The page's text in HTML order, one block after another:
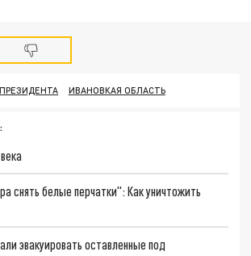
ИВАНОВКАЯ ОБЛАСТЬ
снять белые перчатки": Как уничтожить
эвакуировать оставленные под